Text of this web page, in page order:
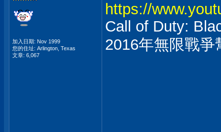
加入日期: Nov 1999
您的住址: Arlington, Texas
文章: 6,067
https://
Call of Duty:
2016年無限戰